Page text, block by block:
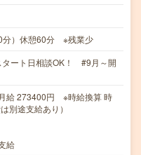
分）休憩60分 ※残業少
ート日相談OK！ #9月～開
給 273400円 ※時給換算 時
別途支給あり）
給